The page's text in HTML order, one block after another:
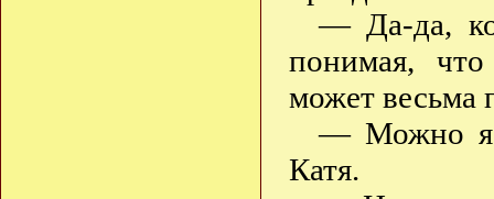
— Да-да,
понимая,
может весьма
— Можно я
Катя.